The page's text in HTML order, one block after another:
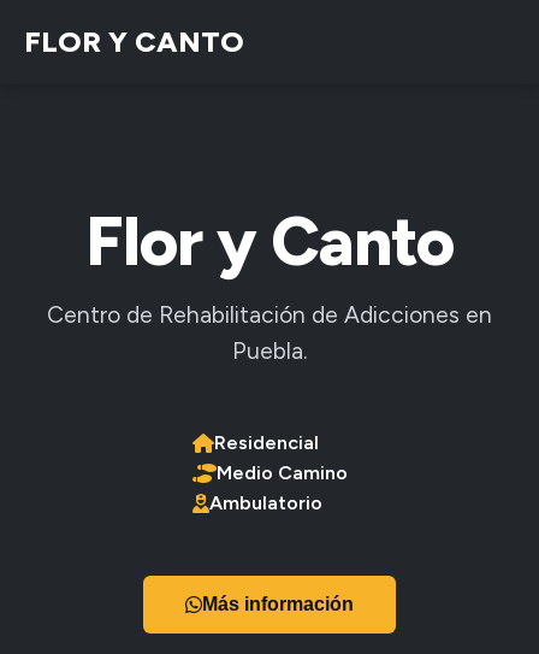
FLOR Y CANTO
Flor y Canto
Centro de Rehabilitación de Adicciones en
Puebla.
Residencial
Medio Camino
Ambulatorio
Más información